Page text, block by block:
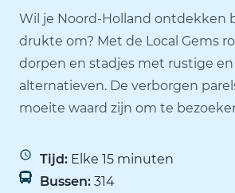
Wil je Noord-Holland ontdekken
drukte om? Met de Local Gems
dorpen en stadjes met rustige en
alternatieven. De verborgen
moeite waard zijn om te
Tijd: Elke 15 minuten
Bussen: 314